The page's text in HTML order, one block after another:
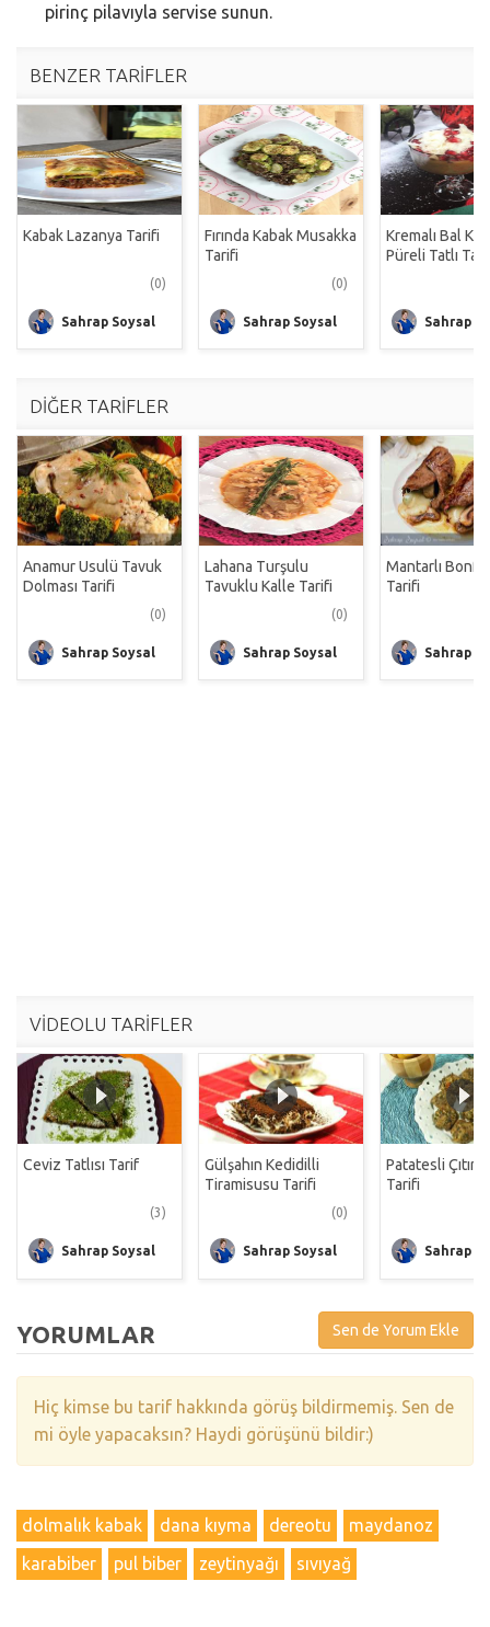
pirinç pilavıyla servise sunun.
BENZER TARİFLER
Kabak Lazanya Tarifi
(0)
Sahrap Soysal
Fırında Kabak Musakka
Tarifi
(0)
Sahrap Soysal
Kremalı Bal
Püreli Tatlı
Sahrap
DİĞER TARİFLER
Anamur Usulü Tavuk
Dolması Tarifi
(0)
Sahrap Soysal
Lahana Turşulu
Tavuklu Kalle Tarifi
(0)
Sahrap Soysal
Mantarlı
Tarifi
Sahrap
VİDEOLU TARİFLER
Ceviz Tatlısı Tarif
(3)
Sahrap Soysal
Gülşahın Kedidilli
Tiramisusu Tarifi
(0)
Sahrap Soysal
Patatesli Çıtır
Tarifi
Sahrap
YORUMLAR Sen de Yorum Ekle
Hiç kimse bu tarif hakkında görüş bildirmemiş. Sen de
mi öyle yapacaksın? Haydi görüşünü bildir:)
dolmalık kabak dana kıyma dereotu
maydanoz
karabiber
pul biber zeytinyağı sıvıyağ